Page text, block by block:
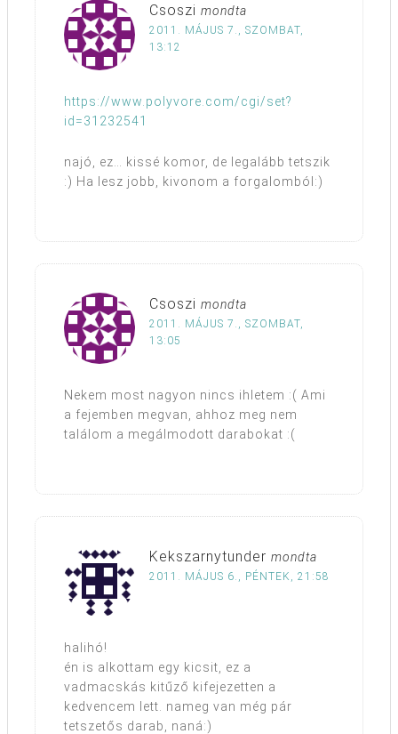
Csoszi mondta
2011. MÁJUS 7., SZOMBAT,
13:12
https://www.polyvore.com/cgi/set?
id=31232541
najó, ez… kissé komor, de legalább tetszik
:) Ha lesz jobb, kivonom a forgalomból:)
Csoszi mondta
2011. MÁJUS 7., SZOMBAT,
13:05
Nekem most nagyon nincs ihletem :( Ami
a fejemben megvan, ahhoz meg nem
találom a megálmodott darabokat :(
Kekszarnytunder mondta
2011. MÁJUS 6., PÉNTEK, 21:58
halihó!
én is alkottam egy kicsit, ez a
vadmacskás kitűző kifejezetten a
kedvencem lett. nameg van még pár
tetszetős darab, naná:)